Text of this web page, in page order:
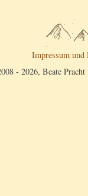
Impressum und
- 2026, Beate Pracht